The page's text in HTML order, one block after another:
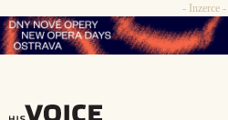
Přeskočit
na
- Inzerce -